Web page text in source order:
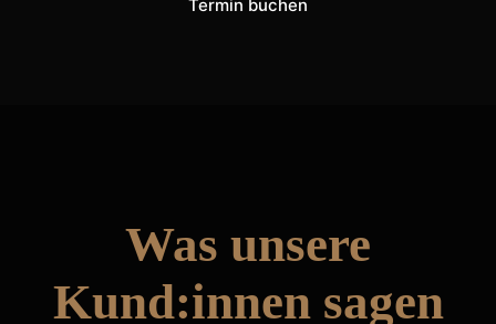
Termin buchen
Was unsere
Kund:innen sagen